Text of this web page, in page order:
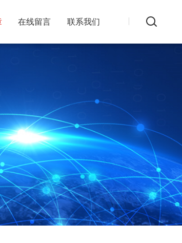
在线留言 联系我们